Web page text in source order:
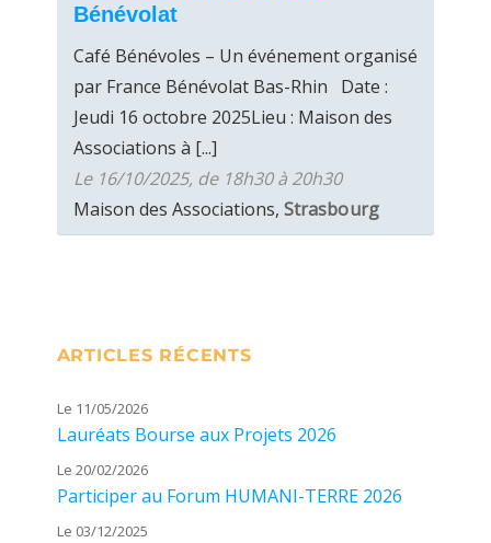
Bénévolat
Café Bénévoles – Un événement organisé
par France Bénévolat Bas-Rhin Date :
Jeudi 16 octobre 2025Lieu : Maison des
Associations à [...]
Le 16/10/2025, de 18h30 à 20h30
Maison des Associations, Strasbourg
ARTICLES RÉCENTS
Le 11/05/2026
Lauréats Bourse aux Projets 2026
Le 20/02/2026
Participer au Forum HUMANI-TERRE 2026
Le 03/12/2025